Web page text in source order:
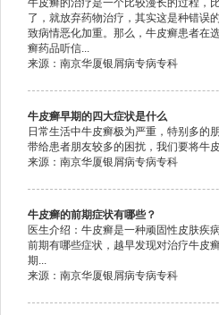
牛皮癣的治疗是一个比较漫长的过程，
了，就放弃药物治疗，其实这是种错误
致病情恶化加重。那么，牛皮癣患者在
癣药品听信...
来源：南京华厦银屑病专病专科
牛皮癣早期的四大症状是什么
日常生活中牛皮癣极为严重，特别多的
带给患者朋友较多的困扰，我们要将牛
来源：南京华厦银屑病专病专科
牛皮癣的前期症状有哪些？
医生介绍：牛皮癣是一种顽固性皮肤疾
前期有哪些症状，越早发现对治疗牛皮
期...
来源：南京华厦银屑病专病专科